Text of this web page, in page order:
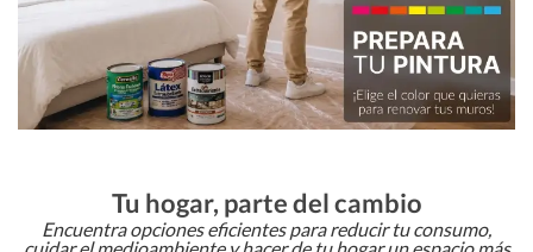
Tu hogar, parte del cambio
Encuentra opciones eficientes para reducir tu consumo,